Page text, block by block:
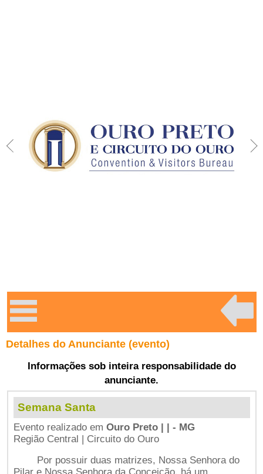
Detalhes do Anunciante (evento)
Informações sob inteira responsabilidade do
anunciante.
Semana Santa
Evento realizado em Ouro Preto | | - MG
Região Central | Circuito do Ouro
Por possuir duas matrizes, Nossa Senhora do
Pilar e Nossa Senhora da Conceição, há um